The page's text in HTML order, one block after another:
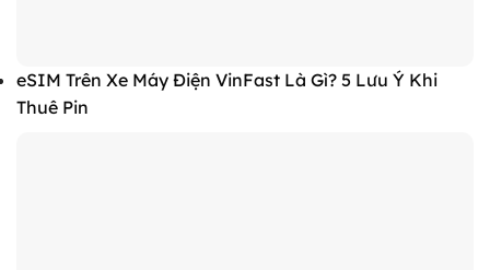
eSIM Trên Xe Máy Điện VinFast Là Gì? 5 Lưu Ý Khi
Thuê Pin